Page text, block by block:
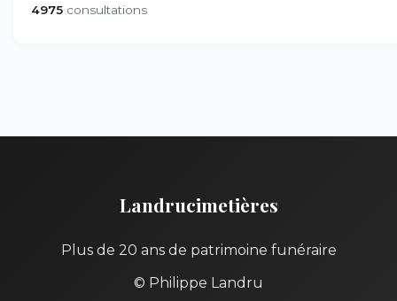
4975 consultations
Landrucimetières
Plus de 20 ans de patrimoine funéraire
© Philippe Landru